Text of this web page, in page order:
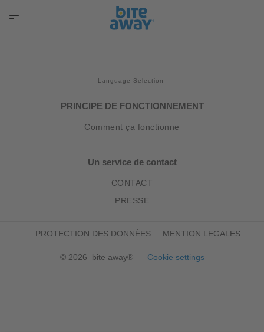
Language Selection
PRINCIPE DE FONCTIONNEMENT
Comment ça fonctionne
Un service de contact
CONTACT
PRESSE
© 2026 bite away® Cookie settings
PROTECTION DES DONNÉES MENTION LEGALES